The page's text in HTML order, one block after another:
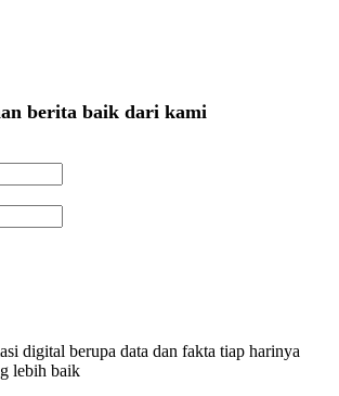
berita baik dari kami
digital berupa data dan fakta tiap harinya
lebih baik